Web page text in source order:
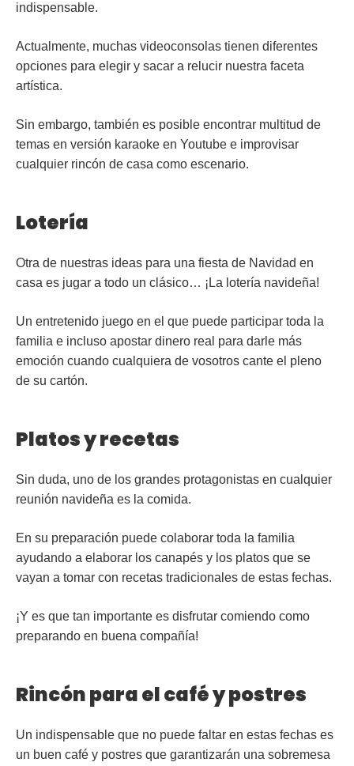
indispensable.
Actualmente, muchas videoconsolas tienen diferentes
opciones para elegir y sacar a relucir nuestra faceta
artística.
Sin embargo, también es posible encontrar multitud de
temas en versión karaoke en Youtube e improvisar
cualquier rincón de casa como escenario.
Lotería
Otra de nuestras ideas para una fiesta de Navidad en
casa es jugar a todo un clásico… ¡La lotería navideña!
Un entretenido juego en el que puede participar toda la
familia e incluso apostar dinero real para darle más
emoción cuando cualquiera de vosotros cante el pleno
de su cartón.
Platos y recetas
Sin duda, uno de los grandes protagonistas en cualquier
reunión navideña es la comida.
En su preparación puede colaborar toda la familia
ayudando a elaborar los canapés y los platos que se
vayan a tomar con recetas tradicionales de estas fechas.
¡Y es que tan importante es disfrutar comiendo como
preparando en buena compañía!
Rincón para el café y postres
Un indispensable que no puede faltar en estas fechas es
un buen café y postres que garantizarán una sobremesa